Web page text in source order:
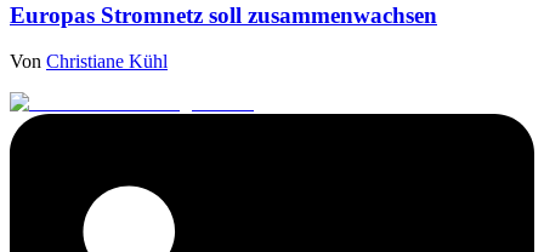
Europas Stromnetz soll zusammenwachsen
Von Christiane Kühl